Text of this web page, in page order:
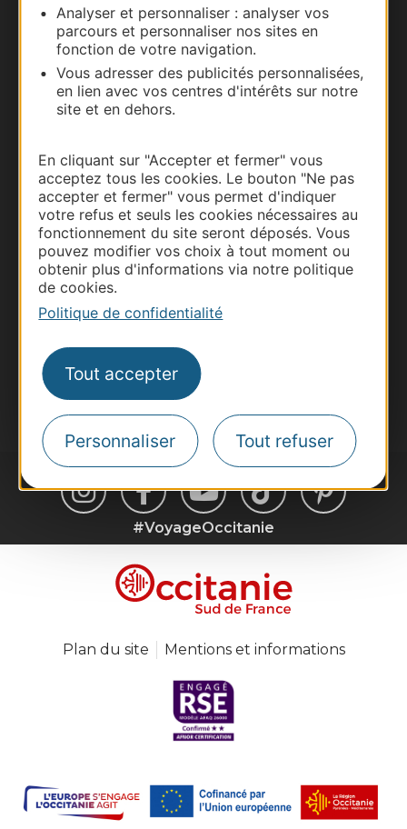
Analyser et personnaliser : analyser vos
parcours et personnaliser nos sites en
fonction de votre navigation.
Vous adresser des publicités personnalisées,
en lien avec vos centres d'intérêts sur notre
site et en dehors.
En cliquant sur "Accepter et fermer" vous
acceptez tous les cookies. Le bouton "Ne pas
accepter et fermer" vous permet d'indiquer
votre refus et seuls les cookies nécessaires au
fonctionnement du site seront déposés. Vous
pouvez modifier vos choix à tout moment ou
obtenir plus d'informations via notre politique
de cookies.
Politique de confidentialité
Tout accepter
Personnaliser Tout refuser
Thermalisme
Business/Mice
Pros d'Occitanie
Site presse et d'influence
Voyagistes
Destination Sport
Destination Occitanie pour recevoir des
suggestions de séjours, de visites et de sorties.
Je m'abonne
#VoyageOccitanie
Plan du site Mentions et informations